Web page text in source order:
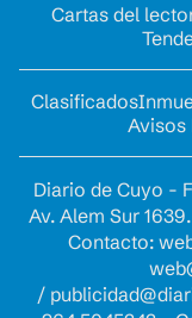
Cartas del
Clasificados
Avisos
Diario de Cuyo -
Av. Alem Sur
Contacto:
/